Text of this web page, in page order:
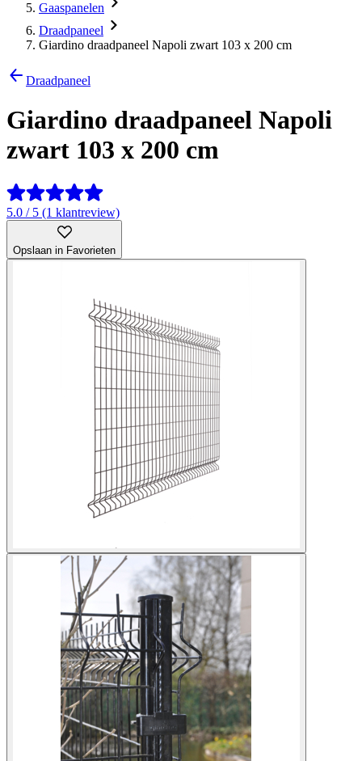
Gaaspanelen
Draadpaneel
Giardino draadpaneel Napoli zwart 103 x 200 cm
Draadpaneel
Giardino draadpaneel Napoli
zwart 103 x 200 cm
5.0 / 5 (1 klantreview)
Opslaan in Favorieten